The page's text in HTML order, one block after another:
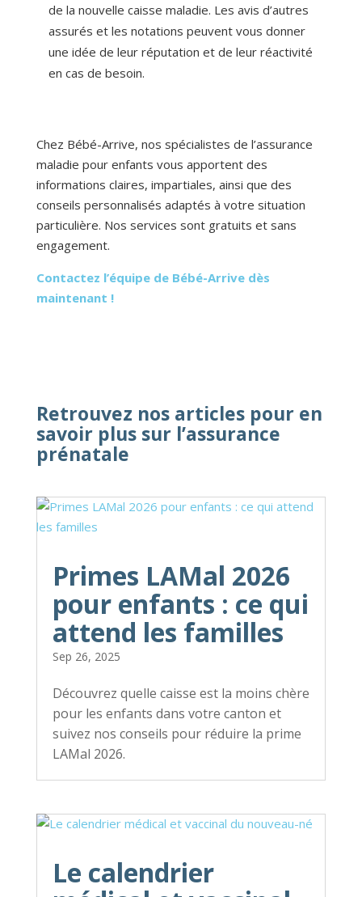
de la nouvelle caisse maladie. Les avis d’autres
assurés et les notations peuvent vous donner
une idée de leur réputation et de leur réactivité
en cas de besoin.
Chez Bébé-Arrive, nos spécialistes de l’assurance
maladie pour enfants vous apportent des
informations claires, impartiales, ainsi que des
conseils personnalisés adaptés à votre situation
particulière. Nos services sont gratuits et sans
engagement.
Contactez l’équipe de Bébé-Arrive dès
maintenant !
Retrouvez nos articles pour en
savoir plus sur l’assurance
prénatale
Primes LAMal 2026
pour enfants : ce qui
attend les familles
Sep 26, 2025
Découvrez quelle caisse est la moins chère
pour les enfants dans votre canton et
suivez nos conseils pour réduire la prime
LAMal 2026.
Le calendrier